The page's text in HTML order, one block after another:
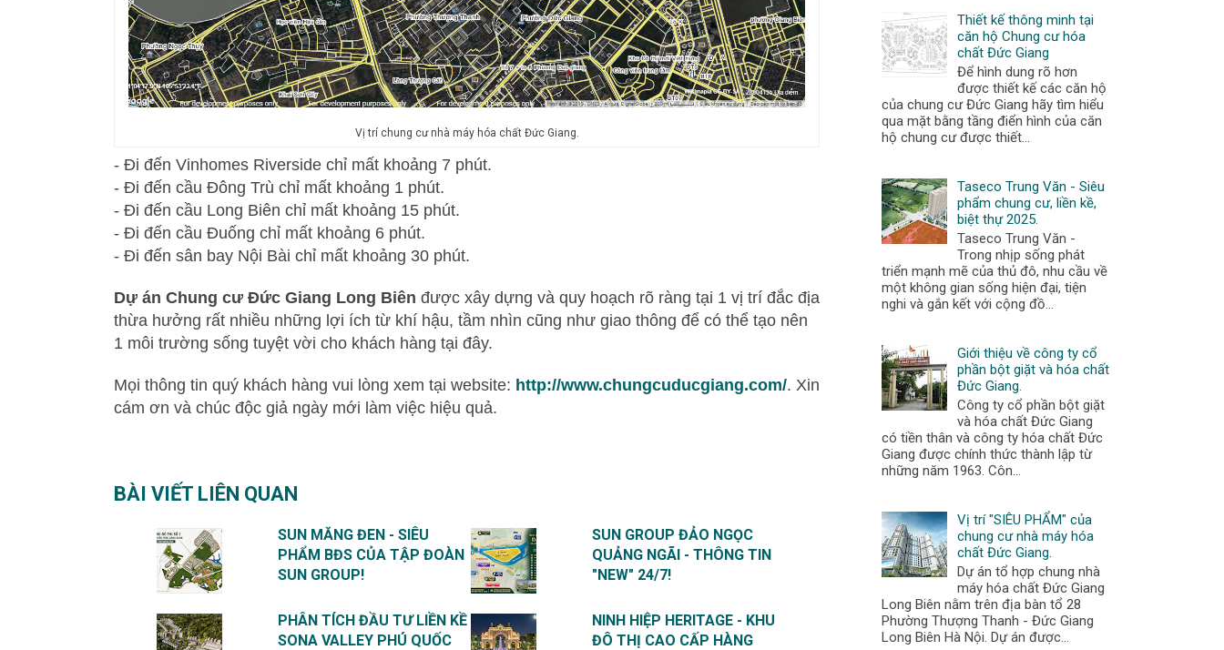
Vị trí chung cư nhà máy hóa chất Đức Giang.
- Đi đến Vinhomes Riverside chỉ mất khoảng 7 phút.
- Đi đến cầu Đông Trù chỉ mất khoảng 1 phút.
- Đi đến cầu Long Biên chỉ mất khoảng 15 phút.
- Đi đến cầu Đuống chỉ mất khoảng 6 phút.
- Đi đến sân bay Nội Bài chỉ mất khoảng 30 phút.
Dự án Chung cư Đức Giang Long Biên được xây dựng và quy hoạch rõ ràng tại 1 vị trí đắc địa
thừa hưởng rất nhiều những lợi ích từ khí hậu, tầm nhìn cũng như giao thông để có thể tạo nên
1 môi trường sống tuyệt vời cho khách hàng tại đây.
Mọi thông tin quý khách hàng vui lòng xem tại website: http://www.chungcuducgiang.com/. Xin
cám ơn và chúc độc giả ngày mới làm việc hiệu quả.
BÀI VIẾT LIÊN QUAN
SUN MĂNG ĐEN - SIÊU
PHẨM BĐS CỦA TẬP ĐOÀN
SUN GROUP!
SUN GROUP ĐẢO NGỌC
QUẢNG NGÃI - THÔNG TIN
"NEW" 24/7!
PHÂN TÍCH ĐẦU TƯ LIỀN KỀ
SONA VALLEY PHÚ QUỐC
NINH HIỆP HERITAGE - KHU
ĐÔ THỊ CAO CẤP HÀNG
Thiết kế thông minh tại
căn hộ Chung cư hóa
chất Đức Giang
Để hình dung rõ hơn
được thiết kế các căn hộ
của chung cư Đức Giang hãy tìm hiểu
qua mặt bằng tầng điển hình của căn
hộ chung cư được thiết...
Taseco Trung Văn - Siêu
phẩm chung cư, liền kề,
biệt thự 2025.
Taseco Trung Văn -
Trong nhịp sống phát
triển mạnh mẽ của thủ đô, nhu cầu về
một không gian sống hiện đại, tiện
nghi và gắn kết với cộng đồ...
Giới thiệu về công ty cổ
phần bột giặt và hóa chất
Đức Giang.
Công ty cổ phần bột giặt
và hóa chất Đức Giang
có tiền thân và công ty hóa chất Đức
Giang được chính thức thành lập từ
những năm 1963. Côn...
Vị trí "SIÊU PHẨM" của
chung cư nhà máy hóa
chất Đức Giang.
Dự án tổ hợp chung nhà
máy hóa chất Đức Giang
Long Biên nằm trên địa bàn tổ 28
Phường Thượng Thanh - Đức Giang
Long Biên Hà Nội. Dự án được...